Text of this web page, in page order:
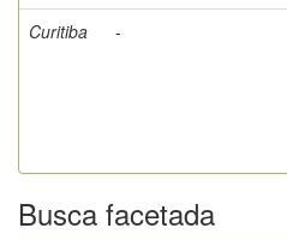
Curitiba
-
Busca facetada